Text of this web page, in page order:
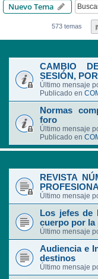
Nuevo Tema
573 temas
CAMBIO
SESIÓN,
Último mensaje
Publicado en
Normas
foro
Último mensaje
Publicado en
REVISTA
Último mensaje
Los jefes de
cuerpo por la
Último mensaje
Audiencia e
destinos
Último mensaje